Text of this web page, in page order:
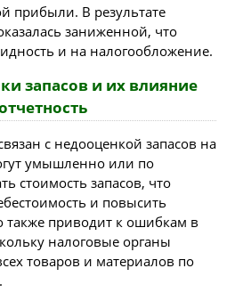
прибыли. В результате
заниженной, что
и на налогообложение.
запасов и их влияние
с недооценкой запасов на
умышленно или по
стоимость запасов, что
и повысить
также приводит к ошибкам в
налоговые органы
товаров и материалов по